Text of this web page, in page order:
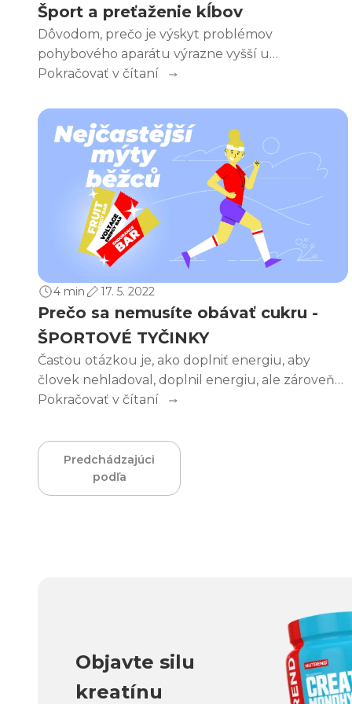
Šport a preťaženie kĺbov
Dôvodom, prečo je výskyt problémov
pohybového aparátu výrazne vyšší u
rekreačných športovcov, je predovšetkým to, že
šport.
Pokračovať v čítaní
4 min 17. 5. 2022
Prečo sa nemusíte obávať cukru -
ŠPORTOVÉ TYČINKY
Častou otázkou je, ako doplniť energiu, aby
človek nehladoval, doplnil energiu, ale zároveň
nezaťažil tráviaci trakt natoľko, že by mu to
Pokračovať v čítaní
Predchádzajúci
podľa
Objavte silu
kreatínu